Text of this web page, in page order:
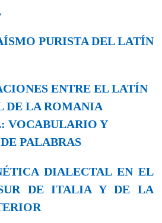
PURISTA DEL LATÍN
ENTRE EL LATÍN
DE LA ROMANIA
VOCABULARIO Y
PALABRAS
DIALECTAL EN EL
DE ITALIA Y DE LA